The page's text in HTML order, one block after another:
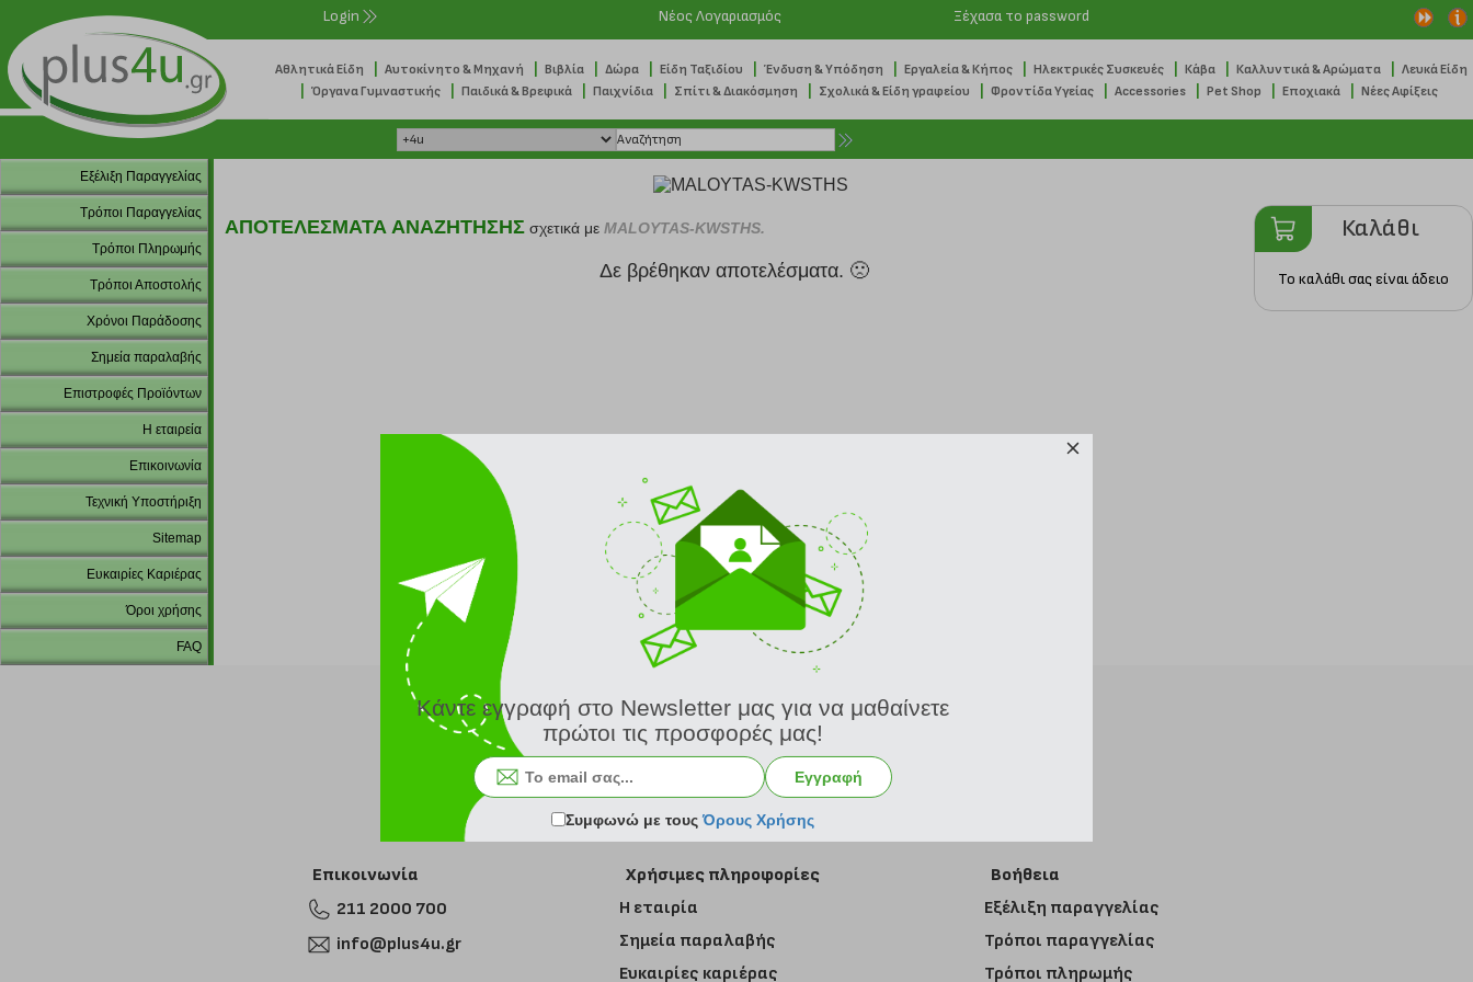
Login Νέος Λογαριασμός Ξέχασα το password
Αθλητικά Είδη Αυτοκίνητο & Μηχανή Βιβλία Δώρα Είδη Ταξιδίου Ένδυση & Υπόδηση Εργαλεία & Κήπος Ηλεκτρικές Συσκευές Κάβα Καλλυντικά & Αρώματα Λευκά Είδη
Όργανα Γυμναστικής Παιδικά & Βρεφικά Παιχνίδια Σπίτι & Διακόσμηση Σχολικά & Είδη γραφείου Φροντίδα Υγείας Accessories Pet Shop Εποχιακά Νέες Αφίξεις
Εξέλιξη Παραγγελίας
Τρόποι Παραγγελίας
Τρόποι Πληρωμής
Τρόποι Αποστολής
Χρόνοι Παράδοσης
Σημεία παραλαβής
Επιστροφές Προϊόντων
Η εταιρεία
Επικοινωνία
Τεχνική Υποστήριξη
Sitemap
Ευκαιρίες Καριέρας
Όροι χρήσης
FAQ
ΑΠΟΤΕΛΕΣΜΑΤΑ ΑΝΑΖΗΤΗΣΗΣ σχετικά με MALOYTAS-KWSTHS.
Δε βρέθηκαν αποτελέσματα. 🙁
Καλάθι
Το καλάθι σας είναι άδειο
Εγγραφή στο newsletter
Επικοινωνία
211 2000 700
info@plus4u.gr
Χρήσιμες πληροφορίες
Η εταιρία
Σημεία παραλαβής
Ευκαιρίες καριέρας
Βοήθεια
Εξέλιξη παραγγελίας
Τρόποι παραγγελίας
Τρόποι πληρωμής
Κάντε εγγραφή στο Newsletter μας για να μαθαίνετε
πρώτοι τις προσφορές μας!
Εγγραφή
Συμφωνώ με τουςΌρους Χρήσης